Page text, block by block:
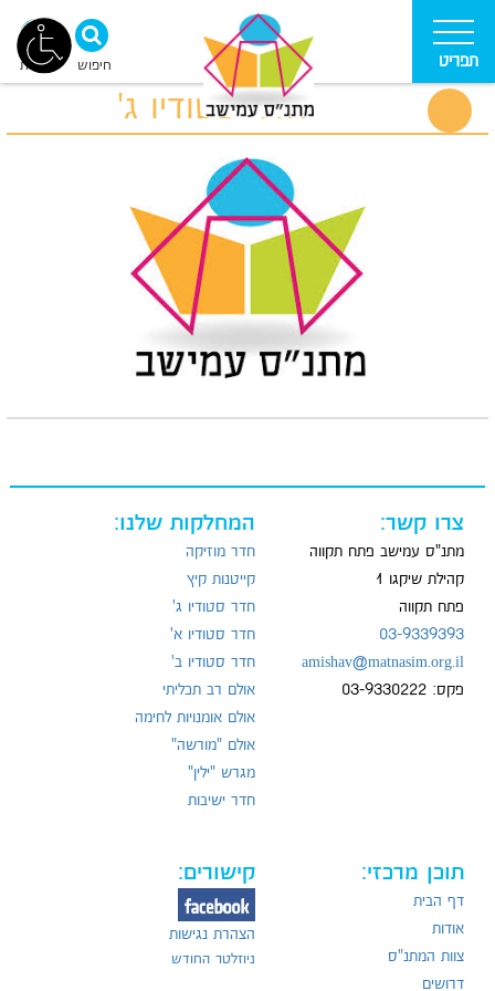
תפריט נגישות חיפוש
חדר סטודיו ג'
צרו קשר:
מתנ"ס עמישב פתח תקווה
קהילת שיקגו 1
פתח תקווה
03-9339393
amishav@matnasim.org.il
פקס: 03-9330222
המחלקות שלנו:
חדר מוזיקה
קייטנות קיץ
חדר סטודיו ג'
חדר סטודיו א'
חדר סטודיו ב'
אולם רב תכליתי
אולם אומנויות לחימה
אולם "מורשה"
מגרש "ילין"
חדר ישיבות
תוכן מרכזי:
דף הבית
אודות
צוות המתנ"ס
דרושים
קישורים:
הצהרת נגישות
ניוזלטר החודש